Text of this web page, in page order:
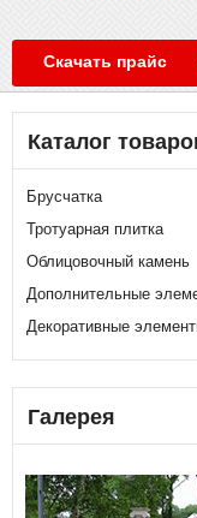
Скачать прайс
Каталог
Брусчатка
Тротуарная плитка
Облицовочный камень
Дополнительные
Декоративные
Галерея